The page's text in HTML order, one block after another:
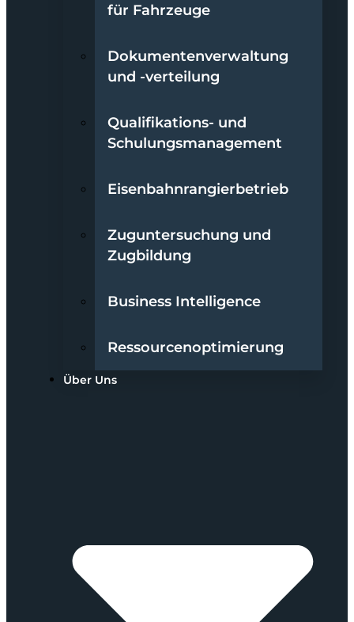
für Fahrzeuge
Dokumentenverwaltung
und -verteilung
Qualifikations- und
Schulungsmanagement
Eisenbahnrangierbetrieb
Zuguntersuchung und
Zugbildung
Business Intelligence
Ressourcenoptimierung
Über Uns